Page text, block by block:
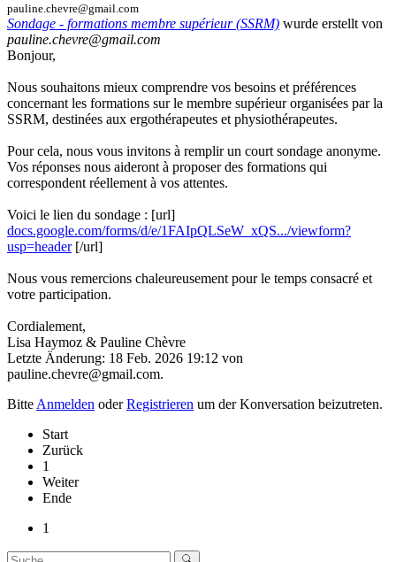
pauline.chevre@gmail.com
Sondage - formations membre supérieur (SSRM) wurde erstellt von
pauline.chevre@gmail.com
Bonjour,
Nous souhaitons mieux comprendre vos besoins et préférences
concernant les formations sur le membre supérieur organisées par la
SSRM, destinées aux ergothérapeutes et physiothérapeutes.
Pour cela, nous vous invitons à remplir un court sondage anonyme.
Vos réponses nous aideront à proposer des formations qui
correspondent réellement à vos attentes.
Voici le lien du sondage : [url]
docs.google.com/forms/d/e/1FAIpQLSeW_xQS.../viewform?
usp=header[/url]
Nous vous remercions chaleureusement pour le temps consacré et
votre participation.
Cordialement,
Lisa Haymoz & Pauline Chèvre
Letzte Änderung: 18 Feb. 2026 19:12 von
pauline.chevre@gmail.com.
Bitte Anmelden oderRegistrieren um der Konversation beizutreten.
Start
Zurück
1
Weiter
Ende
1